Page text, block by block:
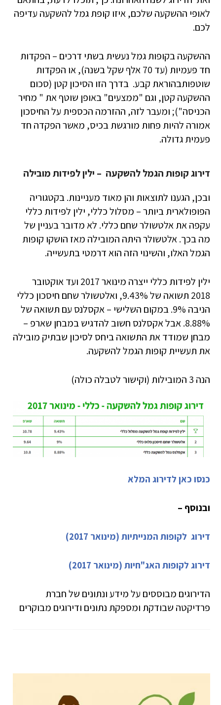
לאופי ההשקעה שלכם, איזו קופת גמל להשקעה עדיפה
לכם.
ההשקעה בקופות גמל נעשית בשתי דרכים – הפקדות
חד פעמיות (עד 70 אלף שקל בשנה), או הפקדות
שוטפותבהוראת קבע. בדרך הזו הסיכון קטן (סכום
ההשקעה קטן, וגם "ממצעים" באופן שוטף את " מחיר
הכניסה"); ומעבר לזה, ההזרמה הכספית על החיסכון
אמורה להיות פחות מורגשת בכיס, מאשר הפקדה חד
פעמית גדולה.
דירוג קופות הגמל להשקעה – ילין לפידות מובילה
ובכן, הגענו לתוצאות והן מאוד מעניינות. בקטגוריה
הפופולארית ביותר – מסלול כללי, ילין לפידות כללי
עקפה את אלטשולר שחם כללי. לא מדובר בעניין של
מה בכך. אלטשולר היתה המובילה מאז הושקו קופות
הגמל האלו, והשינוי הזה הוא דרמטי בתעשייה.
ילין לפידות כללי ייצרה מינואר 2017 ועד אוקטובר
2018 תשואה של 9.43%, ואלטשולר שחם חיסכון כללי
הניבה 9%. במקום השלישי – אקסלנס עם תשואה של
8.88%. אבל אקסלנס חשוב להדגיש במבחן שארפ –
מבחן שמודד את התשואה ביחס לסיכון שבתיק מובילה
את תעשיית קופות הגמל להשקעה.
הנה 3 המובילות (וקישור לטבלה כולה)
כנסו כאן לדירוג המלא
ובנוסף –
דירוג לקופות המנייתיות (מינואר 2017)
דירוג לקופות האג"חיות (מינואר 2017)
הדירוגים מבוססים על מידע ונתונים של חברת
פרדיקטה שבודקת ומספקת נתונים ודירוגים מבוקרים